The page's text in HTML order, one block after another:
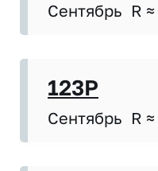
Сентябрь R
123P
Сентябрь R